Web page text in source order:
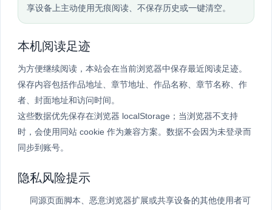
享设备上主动使用无痕阅读、不保存历史或一键清空。
本机阅读足迹
为方便继续阅读，本站会在当前浏览器中保存最近阅读足迹。
保存内容包括作品地址、章节地址、作品名称、章节名称、作
者、封面地址和访问时间。
这些数据优先保存在浏览器 localStorage；当浏览器不支持
时，会使用同站 cookie 作为兼容方案。数据不会因为未登录而
同步到账号。
隐私风险提示
同源页面脚本、恶意浏览器扩展或共享设备的其他使用者可